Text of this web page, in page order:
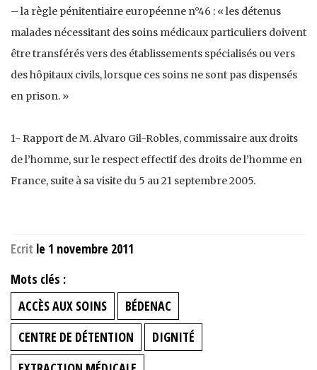
– la règle pénitentiaire européenne n°46 : « les détenus
malades nécessitant des soins médicaux particuliers doivent
être transférés vers des établissements spécialisés ou vers
des hôpitaux civils, lorsque ces soins ne sont pas dispensés
en prison. »
1- Rapport de M. Alvaro Gil-Robles, commissaire aux droits
de l’homme, sur le respect effectif des droits de l’homme en
France, suite à sa visite du 5 au 21 septembre 2005.
Ecrit le 1 novembre 2011
Mots clés :
ACCÈS AUX SOINS
BÉDENAC
CENTRE DE DÉTENTION
DIGNITÉ